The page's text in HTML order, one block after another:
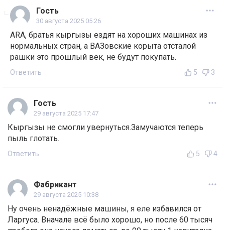
Гость
30 августа 2025 05:26
ARA, братья кыргызы ездят на хороших машинах из
нормальных стран, а ВАЗовские корыта отсталой
рашки это прошлый век, не будут покупать.
Ответить 5 3
Гость
29 августа 2025 17:47
Кыргызы не смогли увернуться.Замучаются теперь
пыль глотать.
Ответить 5 4
Фабрикант
29 августа 2025 10:38
Ну очень ненадёжные машины, я еле избавился от
Ларгуса. Вначале всё было хорошо, но после 60 тысяч